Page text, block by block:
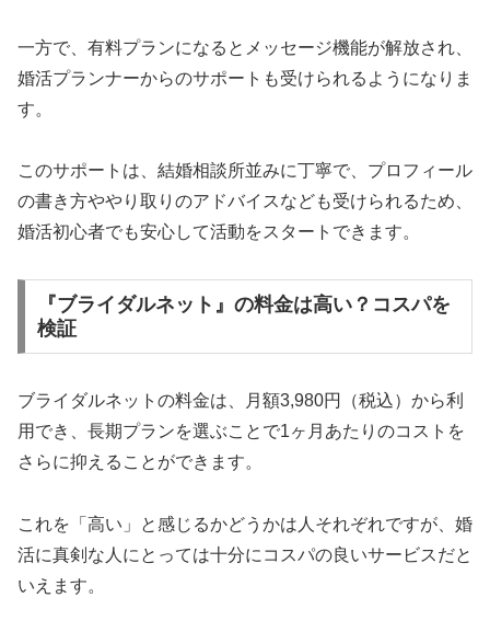
一方で、有料プランになるとメッセージ機能が解放され、
婚活プランナーからのサポートも受けられるようになりま
す。
このサポートは、結婚相談所並みに丁寧で、プロフィール
の書き方ややり取りのアドバイスなども受けられるため、
婚活初心者でも安心して活動をスタートできます。
『ブライダルネット』の料金は高い？コスパを
検証
ブライダルネットの料金は、月額3,980円（税込）から利
用でき、長期プランを選ぶことで1ヶ月あたりのコストを
さらに抑えることができます。
これを「高い」と感じるかどうかは人それぞれですが、婚
活に真剣な人にとっては十分にコスパの良いサービスだと
いえます。